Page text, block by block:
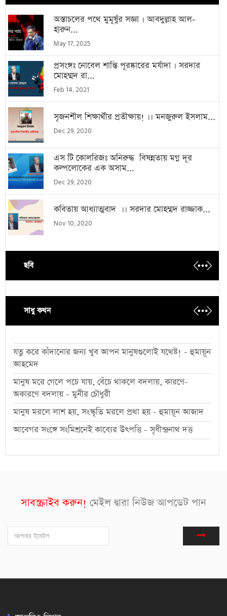
অস্তাচলের পথে মুমূর্ষুর সজ্ঞা । আবদুল্লাহ আল-
হারুন...
May 17, 2025
প্রসংঙ্গঃ নোবেল শান্তি পূরষ্কারের মর্যাদা । সরদার
মোহম্মদ রা...
Feb 14, 2021
সৃজনশীল শিক্ষার্থীর প্রতীক্ষায়! ।। মনজুরুল ইসলাম...
Dec 29, 2020
এস টি কোলরিজঃ অনিরুদ্ধ বিষন্নতায় মগ্ন দূর
কল্পলোকের এক অসাম...
Dec 29, 2020
কবিতায় আধ্যাত্মবাদ ।। সরদার মোহম্মদ রাজ্জাক...
Nov 10, 2020
ছবি
সাধু কথন
যত্ন করে কাঁদানোর জন্য খুব আপন মানুষগুলোই যথেষ্ট! - হুমায়ূন
আহমেদ
মানুষ মরে গেলে পচে যায়, বেঁচে থাকলে বদলায়, কারণে-
অকারণে বদলায় - মুনীর চৌধুরী
মানুষ মরলে লাশ হয়, সংস্কৃতি মরলে প্রথা হয় - হুমায়ূন আজাদ
আবেগর সংঙ্গে সংমিশ্রনেই কাব্যের উৎপত্তি - সৃধীন্দ্রনাথ দত্ত
সাবস্ক্রাইব করুন! মেইল দ্বারা নিউজ আপডেট পান